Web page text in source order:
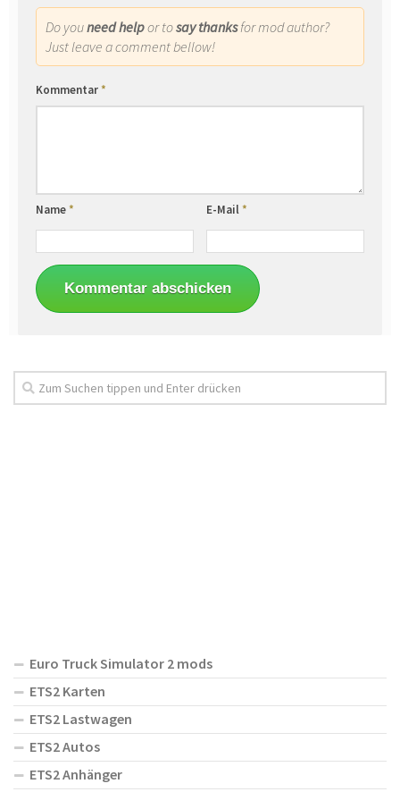
Do youneed helpor tosay thanksfor mod author?
Just leave a comment bellow!
Kommentar*
Name* E-Mail*
Euro Truck Simulator 2 mods
ETS2 Karten
ETS2 Lastwagen
ETS2 Autos
ETS2 Anhänger